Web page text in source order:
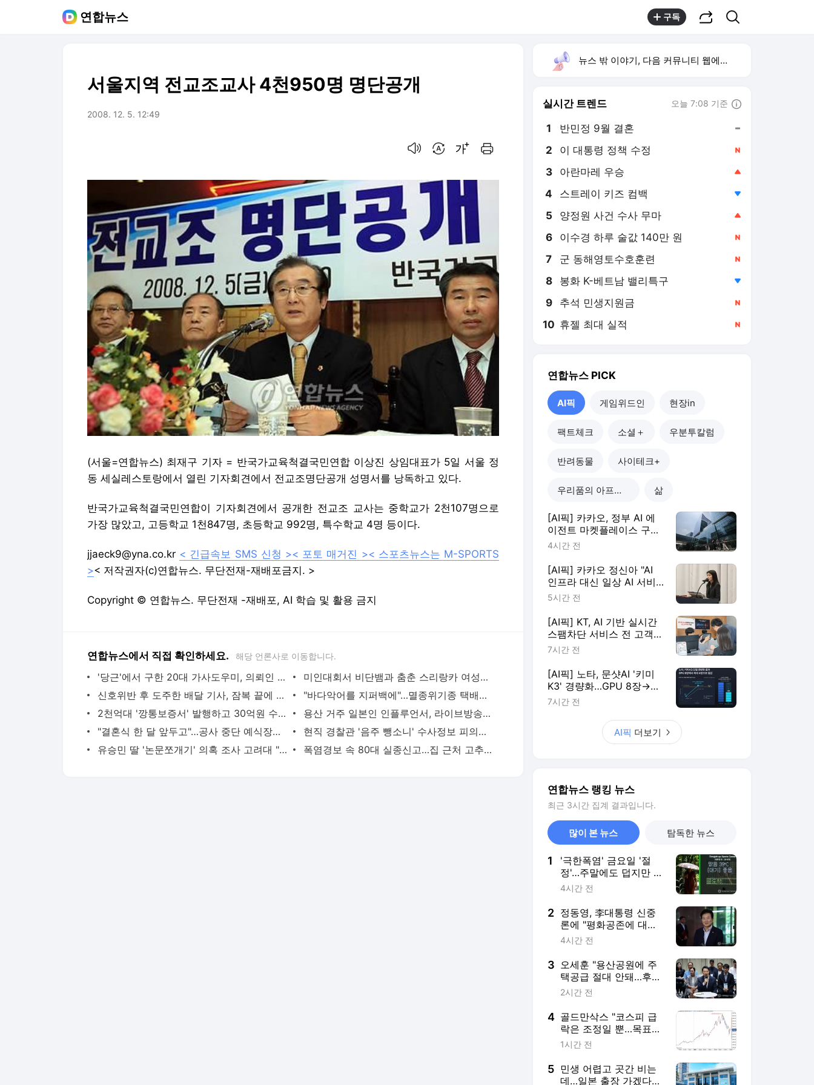
연합뉴스 구독
서울지역 전교조교사 4천950명 명단공개
2008. 12. 5. 12:49
(서울=연합뉴스) 최재구 기자 = 반국가교육척결국민연합 이상진 상임대표가 5일 서울 정
동 세실레스토랑에서 열린 기자회견에서 전교조명단공개 성명서를 낭독하고 있다.
반국가교육척결국민연합이 기자회견에서 공개한 전교조 교사는 중학교가 2천107명으로
가장 많았고, 고등학교 1천847명, 초등학교 992명, 특수학교 4명 등이다.
jjaeck9@yna.co.kr < 긴급속보 SMS 신청 >< 포토 매거진 >< 스포츠뉴스는 M-SPORTS
>< 저작권자(c)연합뉴스. 무단전재-재배포금지. >
Copyright © 연합뉴스. 무단전재 -재배포, AI 학습 및 활용 금지
연합뉴스에서 직접 확인하세요. 해당 언론사로 이동합니다.
'당근'에서 구한 20대 가사도우미, 의뢰인 모친 유품 훔쳐가 | 연합뉴스
미인대회서 비단뱀과 춤춘 스리랑카 여성…동물학대 벌금형 | 연합뉴스
신호위반 후 도주한 배달 기사, 잠복 끝에 잡고 보니 수배자 | 연합뉴스
"바다악어를 지퍼백에"…멸종위기종 택배로 판매한 조직 재판행 | 연합뉴스
2천억대 '깡통보증서' 발행하고 30억원 수수료 챙긴 유령보험사 | 연합뉴스
용산 거주 일본인 인플루언서, 라이브방송 도중 사망 | 연합뉴스
"결혼식 한 달 앞두고"…공사 중단 예식장에 예비부부들 '분통' | 연합뉴스
현직 경찰관 '음주 뺑소니' 수사정보 피의자 지인에 유출 의혹(종합) | 연합뉴스
유승민 딸 '논문쪼개기' 의혹 조사 고려대 "연구부정행위 아냐" | 연합뉴스
폭염경보 속 80대 실종신고…집 근처 고추밭서 숨진 채 발견 | 연합뉴스
뉴스 밖 이야기, 다음 커뮤니티 웹에서 보기
실시간 트렌드 오늘 7:08 기준
1 반민정 9월 결혼
2 이 대통령 정책 수정
3 아란마레 우승
4 스트레이 키즈 컴백
5 양정원 사건 수사 무마
6 이수경 하루 술값 140만 원
7 군 동해영토수호훈련
8 봉화 K-베트남 밸리특구
9 추석 민생지원금
10 휴젤 최대 실적
연합뉴스 PICK
AI픽 게임위드인 현장in
팩트체크 소셜＋ 우분투칼럼
반려동물 사이테크+
우리품의 아프리카인 삶
[AI픽] 카카오, 정부 AI 에
이전트 마켓플레이스 구축
한다
4시간 전
[AI픽] 카카오 정신아 "AI
인프라 대신 일상 AI 서비
스에 집중"
5시간 전
[AI픽] KT, AI 기반 실시간
스팸차단 서비스 전 고객
확대
7시간 전
[AI픽] 노타, 문샷AI '키미
K3' 경량화…GPU 8장→4
장 줄여
7시간 전
AI픽 더보기
연합뉴스 랭킹 뉴스
최근 3시간 집계 결과입니다.
많이 본 뉴스 탐독한 뉴스
1
'극한폭염' 금요일 '절
정'…주말에도 덥지만 한
풀 꺾인다
4시간 전
2 정동영, 李대통령 신중
론에 "평화공존에 대한
확실한 의지"(종합)
4시간 전
3 오세훈 "용산공원에 주
택공급 절대 안돼…후대
에 물려줄 책임"
2시간 전
4 골드만삭스 "코스피 급
락은 조정일 뿐…목표치
12,000 유지"
1시간 전
5 민생 어렵고 곳간 비는
데…일본 출장 가겠다는